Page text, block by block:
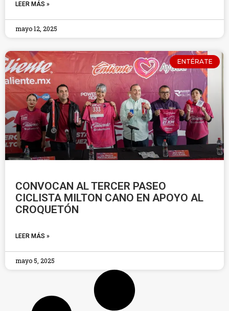
LEER MÁS »
mayo 12, 2025
ENTÉRATE
CONVOCAN AL TERCER PASEO
CICLISTA MILTON CANO EN APOYO AL
CROQUETÓN
LEER MÁS »
mayo 5, 2025